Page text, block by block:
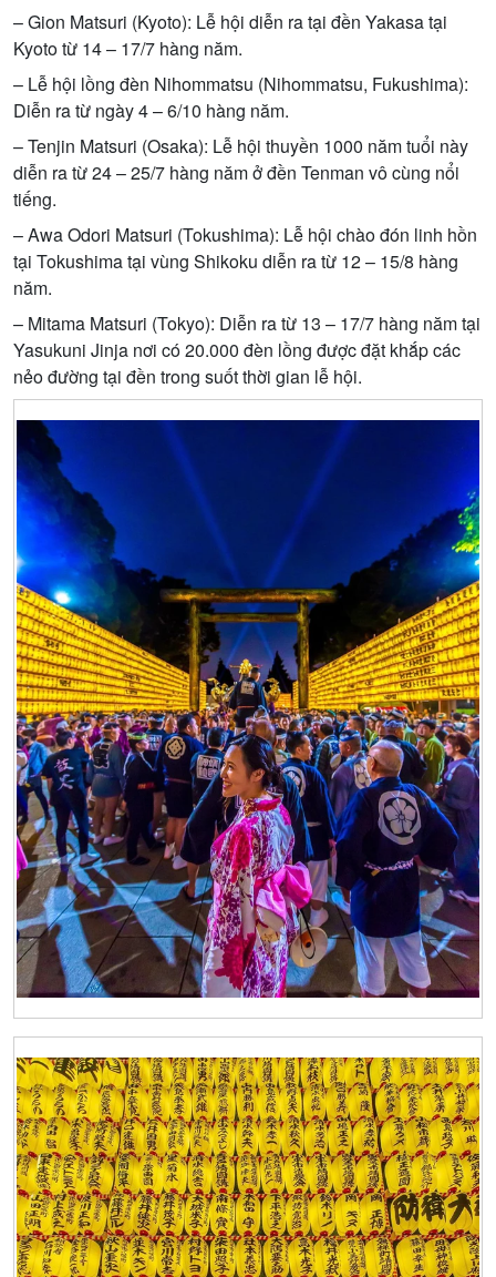
– Gion Matsuri (Kyoto): Lễ hội diễn ra tại đền Yakasa tại
Kyoto từ 14 – 17/7 hàng năm.
– Lễ hội lồng đèn Nihommatsu (Nihommatsu, Fukushima):
Diễn ra từ ngày 4 – 6/10 hàng năm.
– Tenjin Matsuri (Osaka): Lễ hội thuyền 1000 năm tuổi này
diễn ra từ 24 – 25/7 hàng năm ở đền Tenman vô cùng nổi
tiếng.
– Awa Odori Matsuri (Tokushima): Lễ hội chào đón linh hồn
tại Tokushima tại vùng Shikoku diễn ra từ 12 – 15/8 hàng
năm.
– Mitama Matsuri (Tokyo): Diễn ra từ 13 – 17/7 hàng năm tại
Yasukuni Jinja nơi có 20.000 đèn lồng được đặt khắp các
nẻo đường tại đền trong suốt thời gian lễ hội.